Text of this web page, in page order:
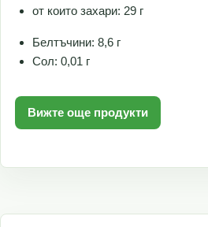
от които захари: 29 г
Белтъчини: 8,6 г
Сол: 0,01 г
Вижте още продукти